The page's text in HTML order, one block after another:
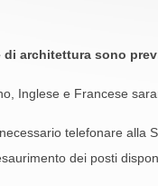
architettura sono
Inglese e Francese
telefonare alla
dei posti